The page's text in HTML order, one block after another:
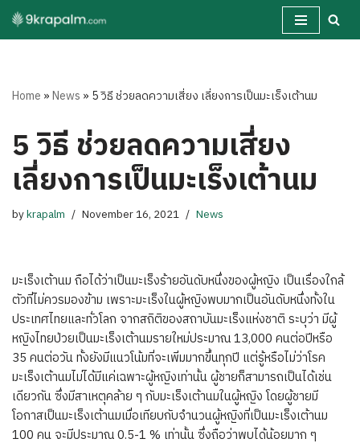
Skip
Home »News » 5 วิธี ช่วยลดความเสี่ยง เลี่ยงการเป็นมะเร็งเต้านม
5 วิธี ช่วยลดความเสี่ยง
เลี่ยงการเป็นมะเร็งเต้านม
bykrapalm November 16, 2021 News
มะเร็งเต้านม ถือได้ว่าเป็นมะเร็งร้ายอันดับหนึ่งของผู้หญิง เป็นเรื่องใกล้
ตัวที่ไม่ควรมองข้าม เพราะมะเร็งในผู้หญิงพบมากเป็นอันดับหนึ่งทั้งใน
ประเทศไทยและทั่วโลก จากสถิติของสถาบันมะเร็งแห่งชาติ ระบุว่า มีผู้
หญิงไทยป่วยเป็นมะเร็งเต้านมรายใหม่ประมาณ 13,000 คนต่อปีหรือ
35 คนต่อวัน ทั้งยังมีแนวโน้มที่จะเพิ่มมากขึ้นทุกปี แต่รู้หรือไม่ว่าโรค
มะเร็งเต้านมไม่ได้มีแค่เฉพาะผู้หญิงเท่านั้น ผู้ชายก็สามารถเป็นได้เช่น
เดียวกัน ซึ่งมีสาเหตุคล้าย ๆ กับมะเร็งเต้านมในผู้หญิง โดยผู้ชายมี
โอกาสเป็นมะเร็งเต้านมเมื่อเทียบกับจำนวนผู้หญิงที่เป็นมะเร็งเต้านม
100 คน จะมีประมาณ 0.5-1 % เท่านั้น ซึ่งถือว่าพบได้น้อยมาก ๆ